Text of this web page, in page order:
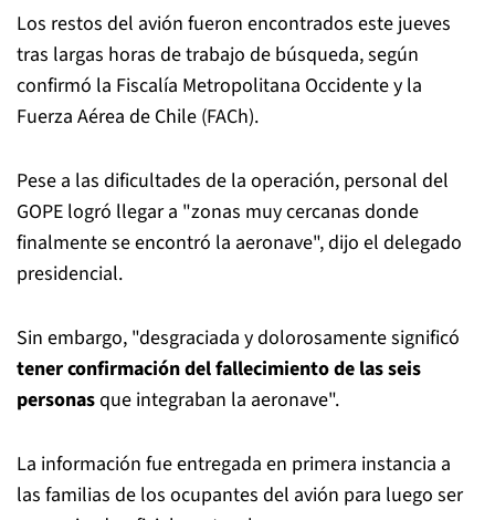
Los restos del avión fueron encontrados este jueves
tras largas horas de trabajo de búsqueda, según
confirmó la Fiscalía Metropolitana Occidente y la
Fuerza Aérea de Chile (FACh).
Pese a las dificultades de la operación, personal del
GOPE logró llegar a "zonas muy cercanas donde
finalmente se encontró la aeronave", dijo el delegado
presidencial.
Sin embargo, "desgraciada y dolorosamente significó
tener confirmación del fallecimiento de las seis
personasque integraban la aeronave".
La información fue entregada en primera instancia a
las familias de los ocupantes del avión para luego ser